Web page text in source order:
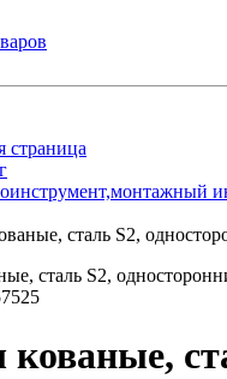
страница
сталь S2,